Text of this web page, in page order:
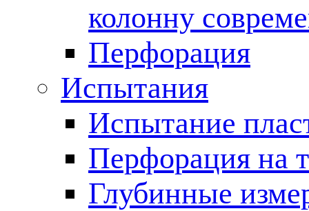
колонну
Перфорация
Испытания
Испытание
Перфорация на
Глубинные